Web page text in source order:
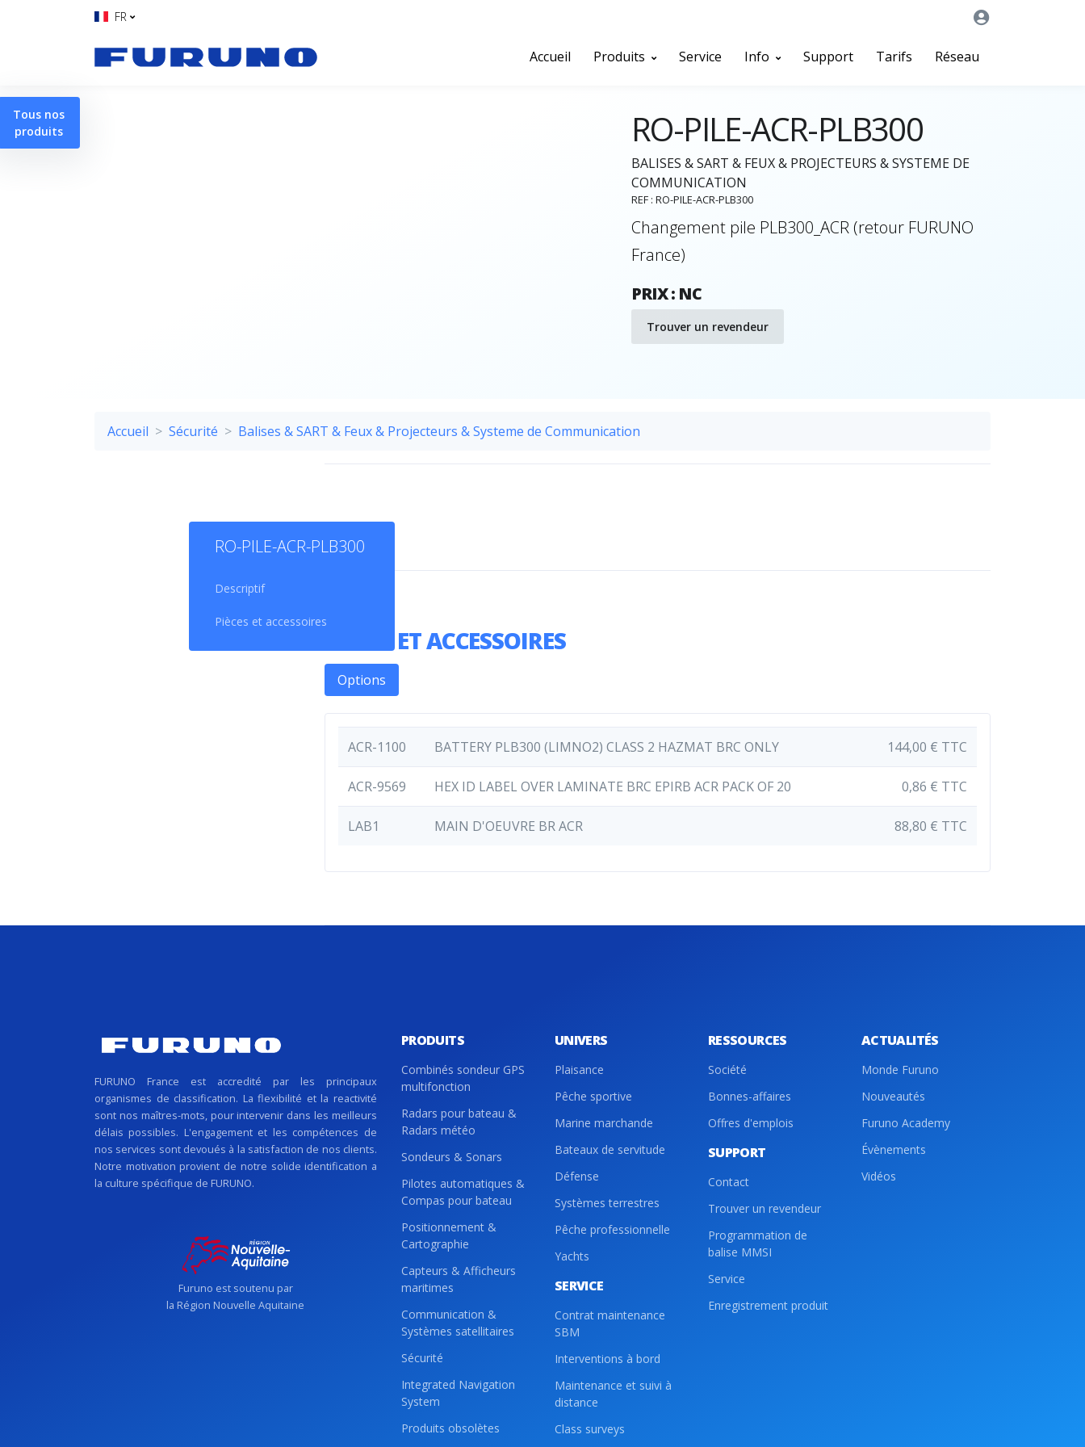
FR
Accueil Produits Service Info Support Tarifs Réseau
RO-PILE-ACR-PLB300
BALISES & SART & FEUX & PROJECTEURS & SYSTEME DE
COMMUNICATION
REF : RO-PILE-ACR-PLB300
Changement pile PLB300_ACR (retour FURUNO
France)
PRIX : NC
Trouver un revendeur
Accueil Sécurité Balises & SART & Feux & Projecteurs & Systeme de Communication
RO-PILE-ACR-PLB300
Descriptif
Pièces et accessoires
PIÈCES ET ACCESSOIRES
Options
ACR-1100 BATTERY PLB300 (LIMNO2) CLASS 2 HAZMAT BRC ONLY 144,00 € TTC
ACR-9569 HEX ID LABEL OVER LAMINATE BRC EPIRB ACR PACK OF 20 0,86 € TTC
LAB1 MAIN D'OEUVRE BR ACR 88,80 € TTC
FURUNO France est accredité par les principaux
organismes de classification. La flexibilité et la reactivité
sont nos maîtres-mots, pour intervenir dans les meilleurs
délais possibles. L'engagement et les compétences de
nos services sont devoués à la satisfaction de nos clients.
Notre motivation provient de notre solide identification a
la culture spécifique de FURUNO.
Furuno est soutenu par
la Région Nouvelle Aquitaine
PRODUITS
Combinés sondeur GPS
multifonction
Radars pour bateau &
Radars météo
Sondeurs & Sonars
Pilotes automatiques &
Compas pour bateau
Positionnement &
Cartographie
Capteurs & Afficheurs
maritimes
Communication &
Systèmes satellitaires
Sécurité
Integrated Navigation
System
Produits obsolètes
UNIVERS
Plaisance
Pêche sportive
Marine marchande
Bateaux de servitude
Défense
Systèmes terrestres
Pêche professionnelle
Yachts
SERVICE
Contrat maintenance
SBM
Interventions à bord
Maintenance et suivi à
distance
Class surveys
RESSOURCES
Société
Bonnes-affaires
Offres d'emplois
SUPPORT
Contact
Trouver un revendeur
Programmation de
balise MMSI
Service
Enregistrement produit
ACTUALITÉS
Monde Furuno
Nouveautés
Furuno Academy
Évènements
Vidéos
Tous nos
produits